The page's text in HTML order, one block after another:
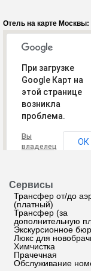
Отель на карте Москвы:
При загрузке
Google Карт на
этой странице
возникла
проблема.
Вы
владелец
ОК
Сервисы
Трансфер от/до
(платный)
Трансфер (за
дополнительную
Экскурсионное
Люкс для
Химчистка
Прачечная
Обслуживание